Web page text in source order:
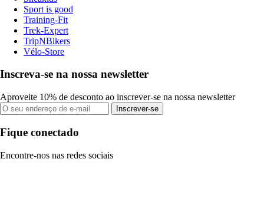
Sport is good
Training-Fit
Trek-Expert
TripNBikers
Vélo-Store
Inscreva-se na nossa newsletter
Aproveite 10% de desconto ao inscrever-se na nossa newsletter
Inscrever-se
Fique conectado
Encontre-nos nas redes sociais